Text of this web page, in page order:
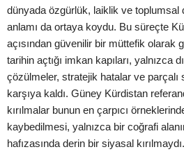
dünyada özgürlük, laiklik ve toplumsal
anlamı da ortaya koydu. Bu süreçte
açısından güvenilir bir müttefik olarak
tarihin açtığı imkan kapıları, yalnızca
çözülmeler, stratejik hatalar ve parçalı
karşıya kaldı. Güney Kürdistan
kırılmalar bunun en çarpıcı
kaybedilmesi, yalnızca bir coğrafi
hafızasında derin bir siyasal